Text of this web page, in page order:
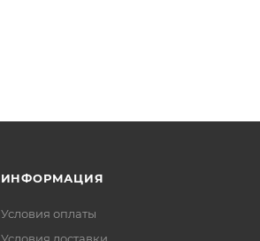
ИНФОРМАЦИЯ
Условия оплаты